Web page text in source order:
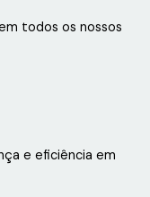
todos os nossos
e eficiência em